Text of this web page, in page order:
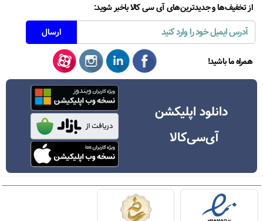
از تخفیف‌ها و جدیدترین‌های آی سی کالا باخبر شوید:
همراه ما باشید!
دانلود اپلیکشن
آی‌سی‌کالا